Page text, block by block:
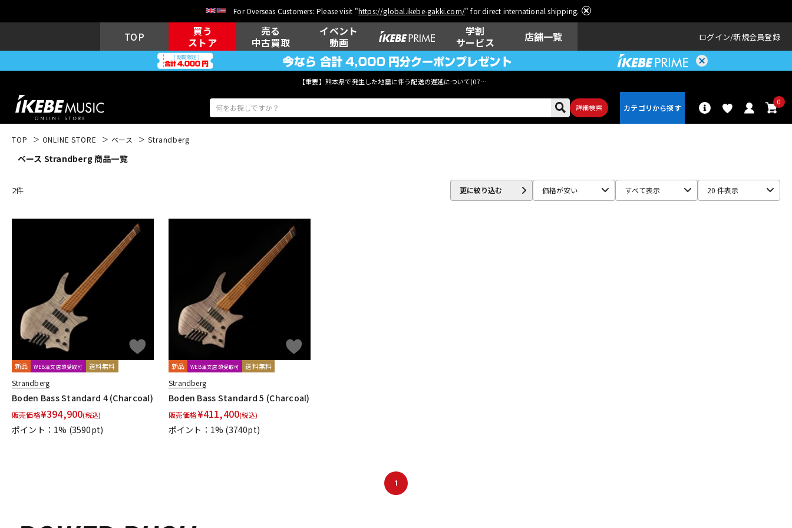
For Overseas Customers: Please visit "https://global.ikebe-gakki.com/" for direct international shipping.
TOP
買う
ストア
売る
中古買取
イベント
動画
学割
サービス
店舗一覧 ログイン 新規会員登録
【重要】熊本県で発生した地震に伴う配送の遅延について(07月29日
詳細検索
0
エレキギター
キーボード 電子ピアノ
DJ機器 DTM
ヴィンテージ
TOP ONLINE STORE ベース Strandberg
ベース Strandberg 商品一覧
2件 更に絞り込む 価格が安い すべて表示 20 件表示
新品 WEB注文店頭受取可 送料無料
Strandberg
Boden Bass Standard 4 (Charcoal)
販売価格¥394,900(税込)
ポイント：1% (3590pt)
新品 WEB注文店頭受取可 送料無料
Strandberg
Boden Bass Standard 5 (Charcoal)
販売価格¥411,400(税込)
ポイント：1% (3740pt)
1